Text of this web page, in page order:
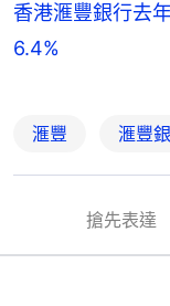
香港滙豐銀行去
6.4%
滙豐 滙豐
搶先表達